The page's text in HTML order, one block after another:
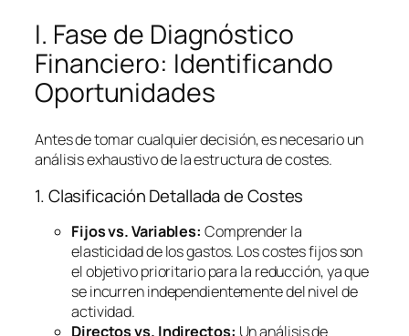
I. Fase de Diagnóstico
Financiero: Identificando
Oportunidades
Antes de tomar cualquier decisión, es necesario un
análisis exhaustivo de la estructura de costes.
1. Clasificación Detallada de Costes
Fijos vs. Variables: Comprender la
elasticidad de los gastos. Los costes fijos son
el objetivo prioritario para la reducción, ya que
se incurren independientemente del nivel de
actividad.
Directos vs. Indirectos: Un análisis de